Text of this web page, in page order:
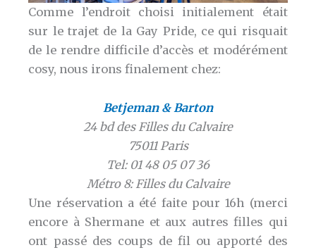
Comme l’endroit choisi initialement était
sur le trajet de la Gay Pride, ce qui risquait
de le rendre difficile d’accès et modérément
cosy, nous irons finalement chez:
Betjeman & Barton
24 bd des Filles du Calvaire
75011 Paris
Tel: 01 48 05 07 36
Métro 8: Filles du Calvaire
Une réservation a été faite pour 16h (merci
encore à Shermane et aux autres filles qui
ont passé des coups de fil ou apporté des